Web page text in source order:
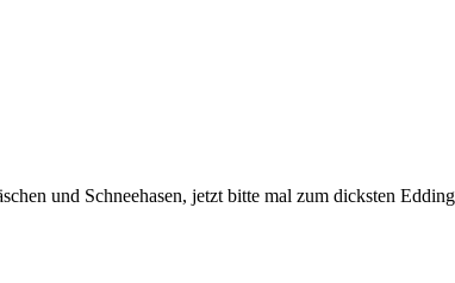
und Schneehasen, jetzt bitte mal zum dicksten